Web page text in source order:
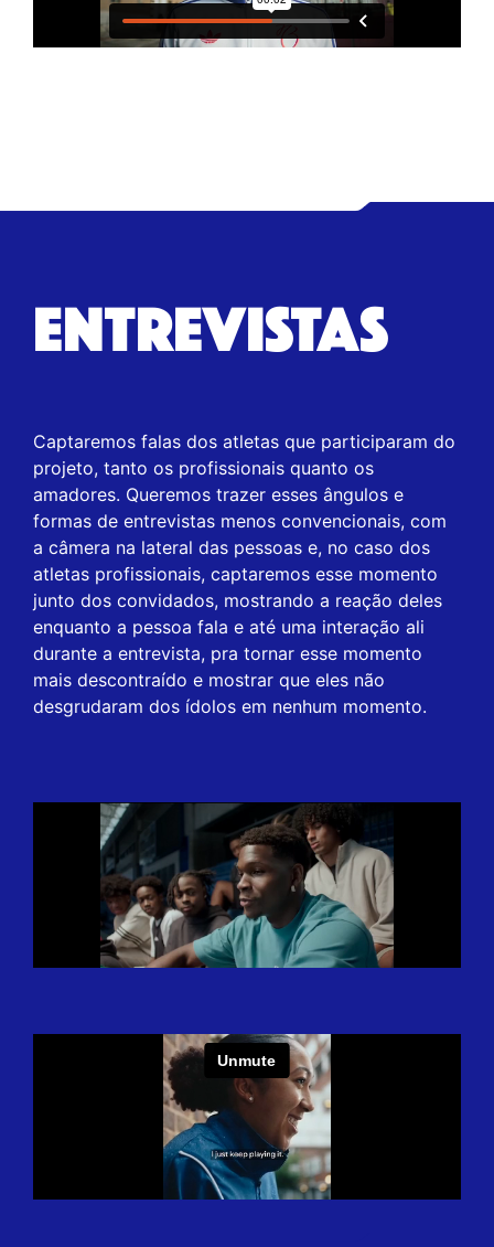
ENTREVISTAS
Captaremos falas dos atletas que participaram do
projeto, tanto os profissionais quanto os
amadores. Queremos trazer esses ângulos e
formas de entrevistas menos convencionais, com
a câmera na lateral das pessoas e, no caso dos
atletas profissionais, captaremos esse momento
junto dos convidados, mostrando a reação deles
enquanto a pessoa fala e até uma interação ali
durante a entrevista, pra tornar esse momento
mais descontraído e mostrar que eles não
desgrudaram dos ídolos em nenhum momento.